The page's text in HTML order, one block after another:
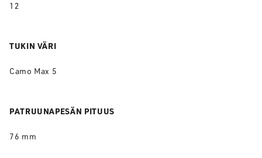
12
TUKIN VÄRI
Camo Max 5
PATRUUNAPESÄN PITUUS
76 mm